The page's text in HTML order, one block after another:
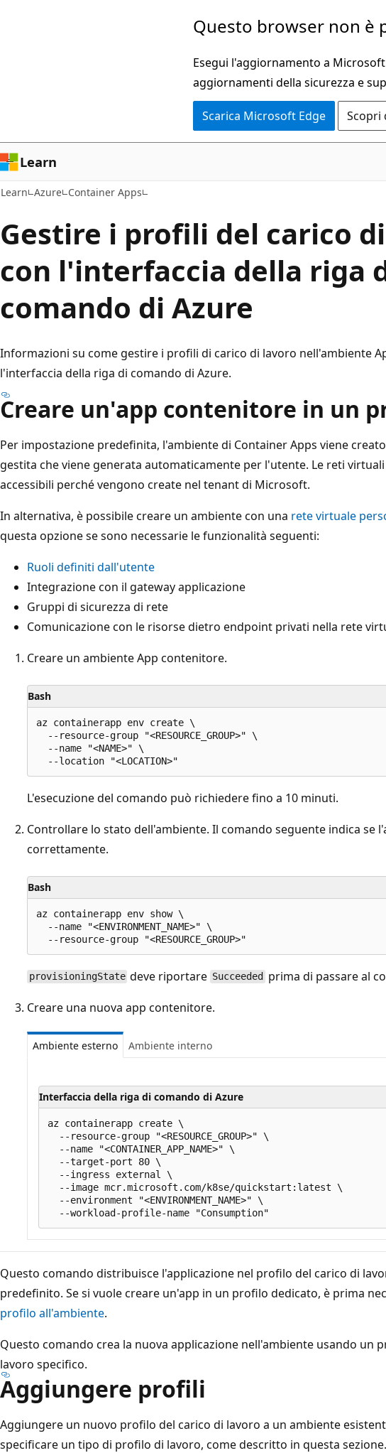
Questo browser non è
Esegui l'aggiornamento a
aggiornamenti della sicurezza e
Scarica Microsoft Edge Scopri
Learn
Learn Azure Container Apps
Gestire i profili del carico
con l'interfaccia della riga
comando di Azure
Informazioni su come gestire i profili di carico di lavoro nell'ambiente
l'interfaccia della riga di comando di Azure.
Creare un'app contenitore in un
Per impostazione predefinita, l'ambiente di Container Apps viene
gestita che viene generata automaticamente per l'utente. Le reti
accessibili perché vengono create nel tenant di Microsoft.
In alternativa, è possibile creare un ambiente con una rete virtuale
questa opzione se sono necessarie le funzionalità seguenti:
Ruoli definiti dall'utente
Integrazione con il gateway applicazione
Gruppi di sicurezza di rete
Comunicazione con le risorse dietro endpoint privati nella rete
Creare un ambiente App contenitore.
Bash
az containerapp env create \
  --resource-group "<RESOURCE_GROUP>" \
  --name "<NAME>" \
L'esecuzione del comando può richiedere fino a 10 minuti.
Controllare lo stato dell'ambiente. Il comando seguente indica se
correttamente.
Bash
az containerapp env show \
  --name "<ENVIRONMENT_NAME>" \
provisioningState deve riportare Succeeded
prima di passare al
Creare una nuova app contenitore.
Ambiente esterno Ambiente interno
Interfaccia della riga di comando di Azure
az containerapp create \
  --resource-group "<RESOURCE_GROUP>" \
  --name "<CONTAINER_APP_NAME>" \
  --target-port 80 \
  --ingress external \
  --image mcr.microsoft.com/k8se/quickstart:latest \
  --environment "<ENVIRONMENT_NAME>" \
Questo comando distribuisce l'applicazione nel profilo del carico di
predefinito. Se si vuole creare un'app in un profilo dedicato, è prima
profilo all'ambiente.
Questo comando crea la nuova applicazione nell'ambiente usando un
lavoro specifico.
Aggiungere profili
Aggiungere un nuovo profilo del carico di lavoro a un ambiente
specificare un tipo di profilo di lavoro, come descritto in questa sezione.